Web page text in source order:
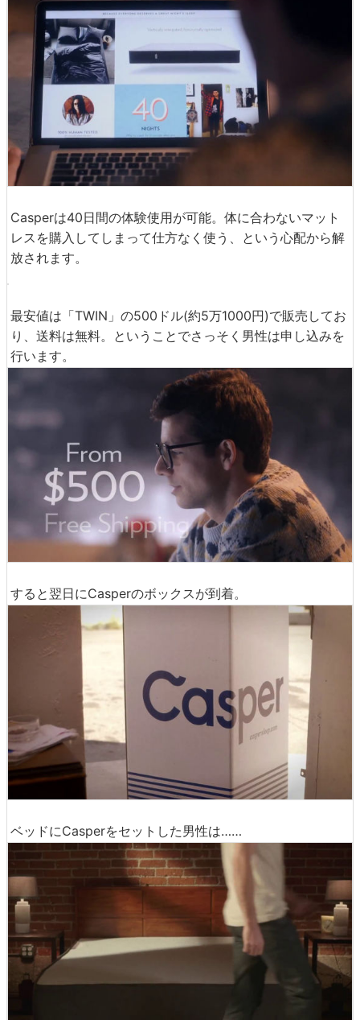
「どうだい？」と言わんばかりにウィンクする店員。
諦めて帰宅した男性は、「Casper」のウェブサイトにたど
り着きました。
レスを購入してしまって仕方なく使う、という心配から解
最安値は「TWIN」の500ドル(約5万1000円)で販売してお
り、送料は無料。ということでさっそく男性は申し込みを
行います。
すると翌日にCasperのボックスが到着。